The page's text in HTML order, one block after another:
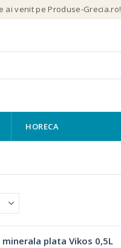
ai venit pe Produse-Grecia.ro!
HORECA
minerala plata Vikos 0,5L